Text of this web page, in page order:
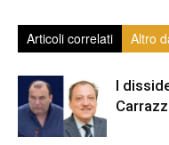
Articoli correlati Altro
I